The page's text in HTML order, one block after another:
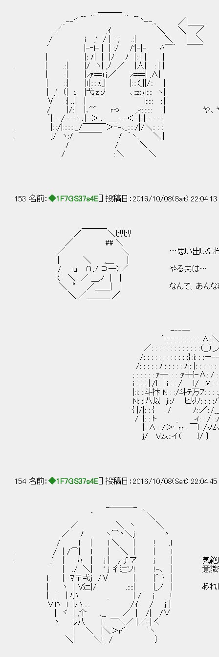
__ ..-───-.. __
...-‐'´ `ｰ-.､ ／|＿＿
／ ,ｲ ＼ ＼ ／
/ ｉ ,' / | :,' .:| ＼ | ＼
′ |-‐l- | | :/ /'|-|- ﾊ￣｀ ￣￣
| |: /| | |/ / |: | | |
. | .:| |/ ヽ| ,ﾉ ／ |人| : | |
| ::| |ｚｧ==tj:／ ｚ===| ,∧| |
| ::| |l|::::::(_| |::::(_||/:: |
| ,' （| :. |弋:z::ﾉ ､::z:ﾘl:::: ヽ|
∨ :| .,| | ￣ ￣ l::::: ::|
/ |/:| |､"" rっ ,.ｨ::::::: :| や、やる
´| ..::/:::::::ヽ､|:::＞.､ ＿ ,..::＜:::|::|:::. : : :|
. |:::/|::::::::_;/￣￣￣＞‐-､_:::::/|/＼:: : :|
. ｊ/ ヽ:/ ￣￣￣ / ｀ヽ、 ＼:|
/ / ＼
/ ::＼ ＼
153 名前： ◆1F7GS37s4E [] 投稿日：2016/10/08(Sat)
／ ＼ﾋﾘﾋﾘ
／ ## ＼
／ ＼ …思い出したお
| ＼ ,＿ |
/ ｕ ∩ノ ⊃―）／ やる夫は…
( ＼ ／ ＿ノ | |
＼ “ ／＿＿| | なんで、あんな
＼ ／＿＿＿ ／
-‐‐―
´ : : : : : : : : : ∧::
／: : : : : : : : : : : : :（__）_ノ
/: : : : : : : : : : : :｝:i: : :ー--
/: : : : : /i: : : : : /i: |: : : : : : :
; : : : : : ｧ┼: : : :ｧ┼}-∧: / : : ;: ::ｉ 多分
i : : : |:/{ |:i : : / }/ У: : :/::
|:i: :i斗抃 N : :/斗ﾃ万ｱ: : : :/: : : |
N: :|八以 j::/ ヒり/: : : :/⌒:
{ |/|: : { / /::／::/__ノ: }::| 虫は
/ :|: : ト _ ィ: : /: :/:
|: ∧: :/＞ｰrr ￣{: /Vム
j/ Vム::イ（ }/ 〕
154 名前： ◆1F7GS37s4E [] 投稿日：2016/10/08(Sat)
-―――- ､
´ ＼
／ ＼ ヽ ＼
／ / ヽ⌒ヽ＼j ヽ
/ l | l ＼ │ ! .l
. / | /⌒| l | ＼ | | l
. ,′│ ﾊ │ j | ,ｨチア j | 気絶してた
| ./ ＼| ' j 彳辷ソ! !-､ | 意識を乗っ取ら
ｌ │ ﾏ〒弌ｊ /∨ | |＾ ｝ |
| ヽ │V辷|/ .::::| |_ノ | あれは、ホント
| l | 小 _ | / j !
∨lﾍ l |ハ::::. /ｲ / j│
| ヾ | ,个 .__ ／ | /| /∨
ヽ ﾚ八 l ￣＼／ |／-| く
| ＼ |＼＞r'´ ｀ヽ
＼| ＼! / ｝